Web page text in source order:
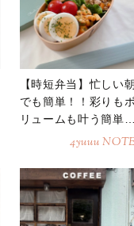
【時短弁当】忙しい朝
でも簡単！！彩りもボ
リュームも叶う簡単そ
4yuuu